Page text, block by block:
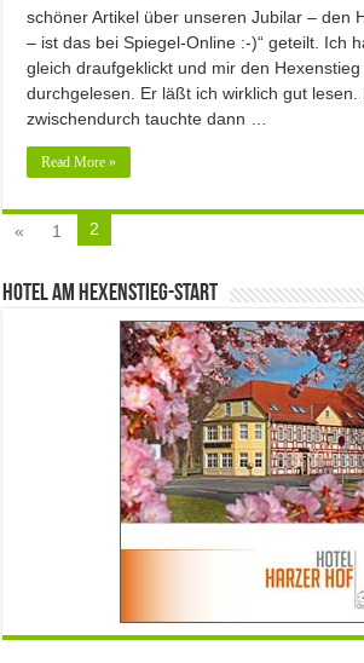
schöner Artikel über unseren Jubilar – den
– ist das bei Spiegel-Online :-)“ geteilt. Ich
gleich draufgeklickt und mir den
durchgelesen. Er läßt ich wirklich gut lesen.
zwischendurch tauchte dann …
Read More »
« 1 2
Hotel am Hexenstieg-Start